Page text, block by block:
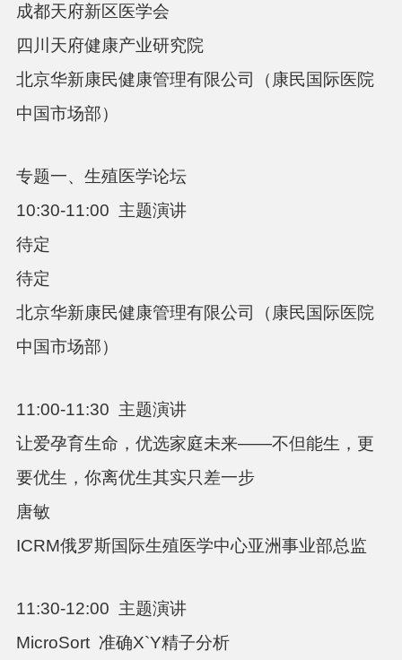
成都天府新区医学会
四川天府健康产业研究院
北京华新康民健康管理有限公司（康民国际医院
中国市场部）
专题一、生殖医学论坛
10:30-11:00 主题演讲
待定
待定
北京华新康民健康管理有限公司（康民国际医院
中国市场部）
11:00-11:30 主题演讲
让爱孕育生命，优选家庭未来——不但能生，更
要优生，你离优生其实只差一步
唐敏
ICRM俄罗斯国际生殖医学中心亚洲事业部总监
11:30-12:00 主题演讲
MicroSort 准确X`Y精子分析